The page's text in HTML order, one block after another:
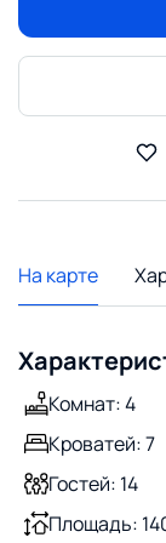
На карте
Комнат: 4
Кроватей: 7
Гостей: 14
Площадь: